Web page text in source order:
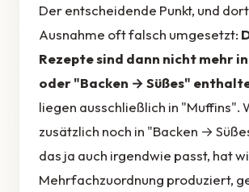
Der entscheidende Punkt, und
Ausnahme oft falsch umgesetzt:
Rezepte sind dann nicht mehr
oder "Backen → Süßes"
liegen ausschließlich in "Muffins".
zusätzlich noch in "Backen →
das ja auch irgendwie passt, hat
Mehrfachzuordnung produziert,